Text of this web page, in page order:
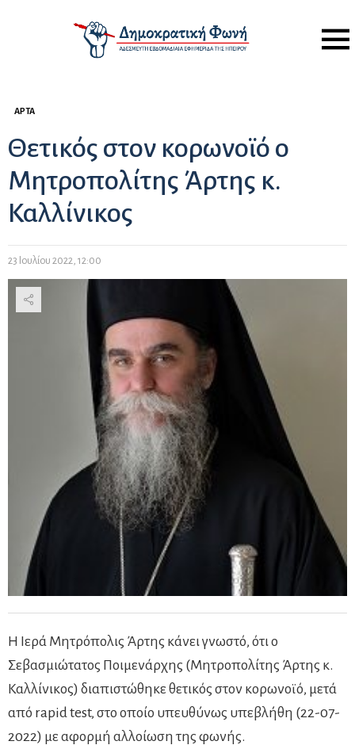
Menu
ΆΡΤΑ
Θετικός στον κορωνοϊό ο
Μητροπολίτης Άρτης κ.
Καλλίνικος
23 Ιουλίου 2022, 12:00
Η Ιερά Μητρόπολις Άρτης κάνει γνωστό, ότι ο
Σεβασμιώτατος Ποιμενάρχης (Μητροπολίτης Άρτης κ.
Καλλίνικος) διαπιστώθηκε θετικός στον κορωνοϊό, μετά
από rapid test, στο οποίο υπευθύνως υπεβλήθη (22-07-
2022) με αφορμή αλλοίωση της φωνής.